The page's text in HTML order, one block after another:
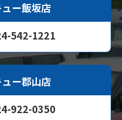
ー飯坂店
542-1221
ー郡山店
922-0350